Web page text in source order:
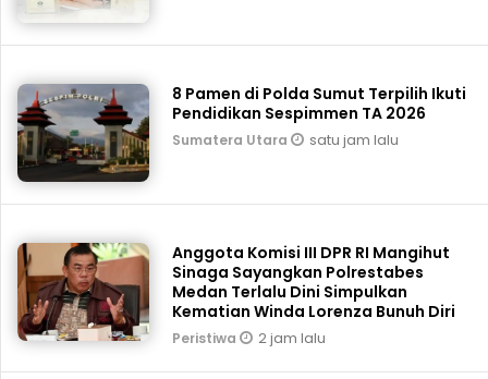
8 Pamen di Polda Sumut Terpilih Ikuti
Pendidikan Sespimmen TA 2026
Sumatera Utara satu jam lalu
Anggota Komisi III DPR RI Mangihut
Sinaga Sayangkan Polrestabes
Medan Terlalu Dini Simpulkan
Kematian Winda Lorenza Bunuh Diri
Peristiwa 2 jam lalu